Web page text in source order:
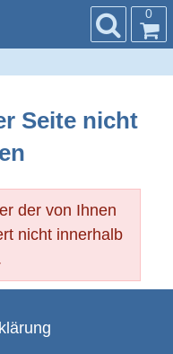
0
Seite nicht
der von Ihnen
nicht innerhalb